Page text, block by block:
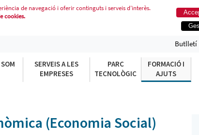
de navegació i oferir continguts i serveis d’interès.
cookies.
Butlletí
SERVEIS A LES
EMPRESES
PARC
TECNOLÒGIC
FORMACIÓ I
AJUTS
(Economia Social)